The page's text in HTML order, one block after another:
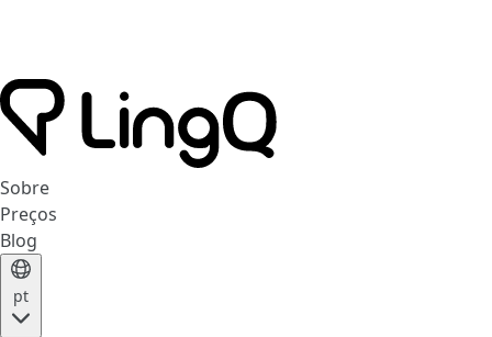
Sobre
Preços
Blog
pt